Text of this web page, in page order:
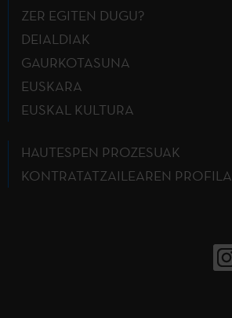
ZER EGITEN DUGU?
DEIALDIAK
GAURKOTASUNA
EUSKARA
EUSKAL KULTURA
HAUTESPEN PROZESUAK
KONTRATATZAILEAREN PROFILA